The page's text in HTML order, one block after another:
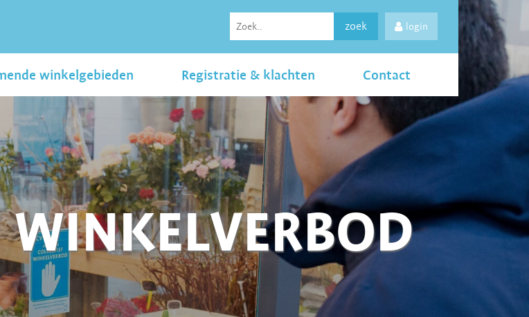
zoek login
winkelgebieden Registratie & klachten Contact
WINKELVERBOD